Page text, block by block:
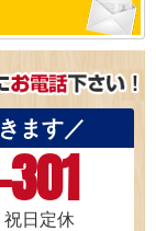
ます／
日定休